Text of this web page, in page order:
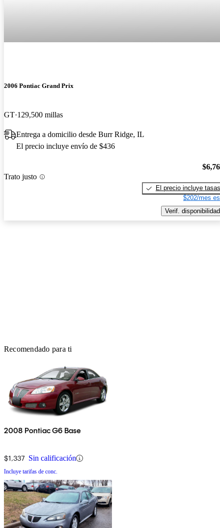
2006 Pontiac Grand Prix
GT 129,500 millas
Entrega a domicilio desde Burr Ridge, IL
El precio incluye envío de $436
Trato justo
El precio incluye tasas
$202/mes
Verif. disponibilidad
Recomendado para ti
2008 Pontiac G6 Base
$1,337 Sin calificación
Incluye tarifas de conc.